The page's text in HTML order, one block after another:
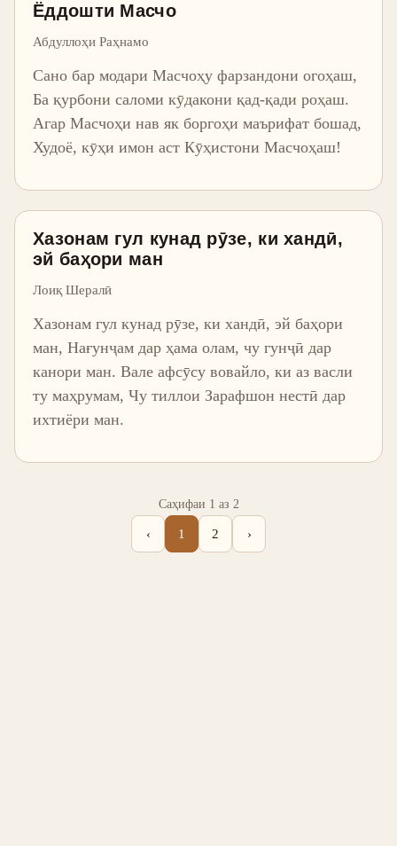
Ёддошти Масчо
Абдуллоҳи Раҳнамо
Сано бар модари Масчоҳу фарзандони огоҳаш,
Ба қурбони саломи кӯдакони қад-қади роҳаш.
Агар Масчоҳи нав як боргоҳи маърифат бошад,
Худоё, кӯҳи имон аст Кӯҳистони Масчоҳаш!
Хазонам гул кунад рӯзе, ки хандӣ,
эй баҳори ман
Лоиқ Шералӣ
Хазонам гул кунад рӯзе, ки хандӣ, эй баҳори
ман, Нағунҷам дар ҳама олам, чу гунҷӣ дар
канори ман. Вале афсӯсу вовайло, ки аз васли
ту маҳрумам, Чу тиллои Зарафшон нестӣ дар
ихтиёри ман.
Саҳифаи 1 аз 2
‹ 1 2 ›